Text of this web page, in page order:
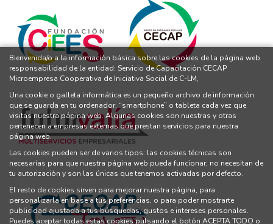
Bienvenida/o a la información básica sobre las cookies de la página web
responsabilidad de la entidad: Servicio de Capacitación CECAP
Microempresa Cooperativa de Iniciativa Social de C-LM,
Una cookie o galleta informática es un pequeño archivo de información
que se guarda en tu ordenador, “smartphone” o tableta cada vez que
visitas nuestra página web. Algunas cookies son nuestras y otras
pertenecen a empresas externas que prestan servicios para nuestra
página web.
Las cookies pueden ser de varios tipos: las cookies técnicas son
necesarias para que nuestra página web pueda funcionar, no necesitan de
tu autorización y son las únicas que tenemos activadas por defecto.
El resto de cookies sirven para mejorar nuestra página, para
personalizarla en base a tus preferencias, o para poder mostrarte
publicidad ajustada a tus búsquedas, gustos e intereses personales.
Puedes aceptar todas estas cookies pulsando el botón ACEPTA TODO o